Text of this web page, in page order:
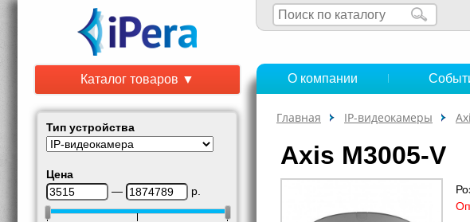
Каталог товаров ▼
Тип устройства
Цена
—
р.
О компании
Главная IP-видеокамеры
Axis M3005-V